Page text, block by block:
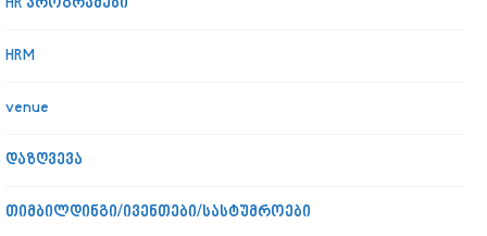
HRM
venue
დაზღვევა
თიმბილდინგი/ივენთები/სასტუმროები